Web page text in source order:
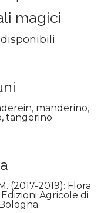
magici
manderino,
tangerino
(2017-2019): Flora
Agricole di